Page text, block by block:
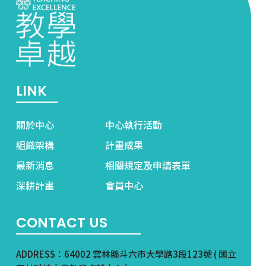
LINK
關於中心
中心執行活動
組織架構
計畫成果
最新消息
相關規定及申請表單
深耕計畫
會員中心
CONTACT US
ADDRESS：64002 雲林縣斗六市大學路3段123號 ( 國立